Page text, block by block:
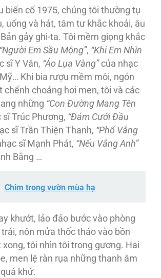
biến cố 1975, chúng tôi thường tụ
uống và hát, tâm tư khắc khoải, âu
gảy ghi-ta. Tôi mềm giọng khắc
“Người Em Sầu Mộng”, “Khi Em Nhìn
sĩ Y Vân, “Áo Lụa Vàng”của nhạc
Khi bia rượu mềm môi, ngón
chếnh choáng hơi men, tôi và các
những “Con Đường Mang Tên
Trúc Phương, “Đám Cưới Đầu
sĩ Trần Thiện Thanh, “Phố Vắng
sĩ Mạnh Phát, “Nếu Vắng Anh”
Bằng …
Chim trong vườn mùa hạ
khướt, lảo đảo bước vào phòng
nôn mửa thốc tháo vào bồn
xong, tôi nhìn tôi trong gương. Hai
men lệ ràn rụa những thanh âm
khứ.